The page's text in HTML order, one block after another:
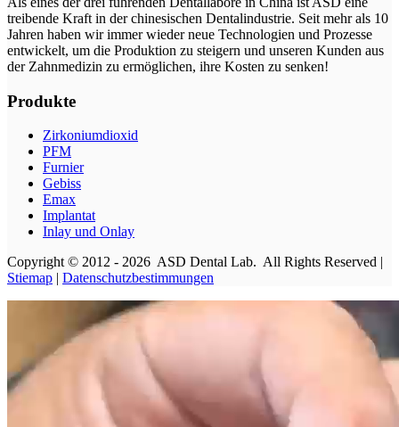
treibende Kraft in der chinesischen Dentalindustrie. Seit mehr als 10
Jahren haben wir immer wieder neue Technologien und Prozesse
entwickelt, um die Produktion zu steigern und unseren Kunden aus
der Zahnmedizin zu ermöglichen, ihre Kosten zu senken!
Produkte
Zirkoniumdioxid
PFM
Furnier
Gebiss
Emax
Implantat
Inlay und Onlay
Copyright © 2012 - 2026 ASD Dental Lab. All Rights Reserved |
Stiemap | Datenschutzbestimmungen